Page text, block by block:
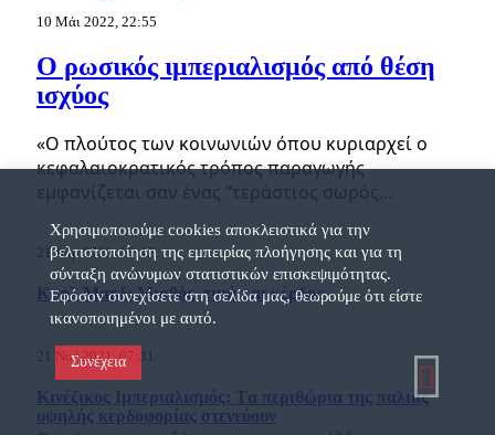
10 Μάι 2022, 22:55
Ο ρωσικός ιμπεριαλισμός από θέση
ισχύος
«Ο πλούτος των κοινωνιών όπου κυριαρχεί ο
κεφαλαιοκρατικός τρόπος παραγωγής
εμφανίζεται σαν ένας “τεράστιος σωρός…
21 Απρ 2022, 13:42
Καρλ Μαρξ: Μισθός, τιμή και κέρδος
21 Νοέ 2021, 07:31
Κινέζικος Ιμπεριαλισμός: Tα περιθώρια της παλιάς
υψηλής κερδοφορίας στενεύουν
Χρησιμοποιούμε cookies αποκλειστικά για την
βελτιστοποίηση της εμπειρίας πλοήγησης και για τη
σύνταξη ανώνυμων στατιστικών επισκεψιμότητας.
Εφόσον συνεχίσετε στη σελίδα μας, θεωρούμε ότι είστε
ικανοποιημένοι με αυτό.
Συνέχεια